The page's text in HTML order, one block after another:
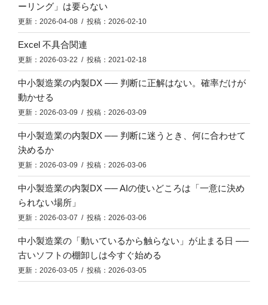
ーリング」は要らない
更新：2026-04-08 / 投稿：2026-02-10
Excel 不具合関連
更新：2026-03-22 / 投稿：2021-02-18
中小製造業の内製DX ── 判断に正解はない。確率だけが
動かせる
更新：2026-03-09 / 投稿：2026-03-09
中小製造業の内製DX ── 判断に迷うとき、何に合わせて
決めるか
更新：2026-03-09 / 投稿：2026-03-06
中小製造業の内製DX ── AIの使いどころは「一意に決め
られない場所」
更新：2026-03-07 / 投稿：2026-03-06
中小製造業の「動いているから触らない」が止まる日 ──
古いソフトの棚卸しは今すぐ始める
更新：2026-03-05 / 投稿：2026-03-05